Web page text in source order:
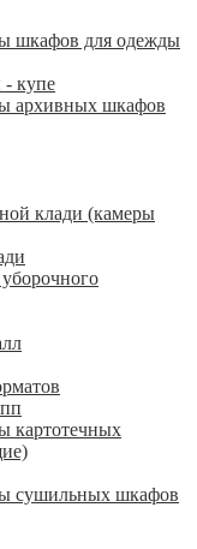
шкафов для одежды
купе
архивных шкафов
клади (камеры
картотечных
сушильных шкафов